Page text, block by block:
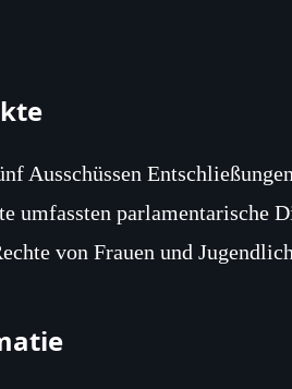
Ausschüssen
umfassten parlamentarische
von Frauen und